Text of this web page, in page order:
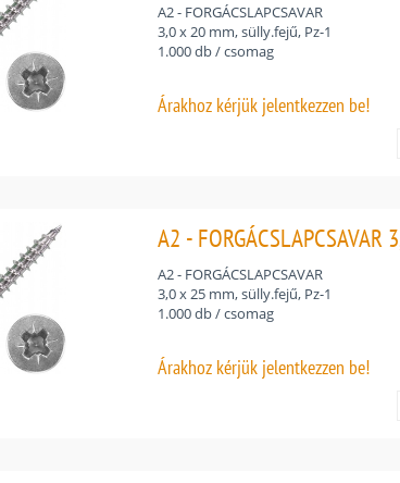
A2 - FORGÁCSLAPCSAVAR
3,0 x 20 mm, sülly.fejű, Pz-1
1.000 db / csomag
Árakhoz kérjük jelentkezzen be!
A2 -
A2 - FORGÁCSLAPCSAVAR
3,0 x 25 mm, sülly.fejű, Pz-1
1.000 db / csomag
Árakhoz kérjük jelentkezzen be!